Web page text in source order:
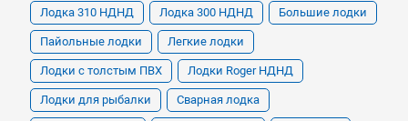
Лодка 310 НДНД Лодка 300 НДНД Большие лодки
Пайольные лодки Легкие лодки
Лодки с толстым ПВХ Лодки Roger НДНД
Лодки для рыбалки Сварная лодка